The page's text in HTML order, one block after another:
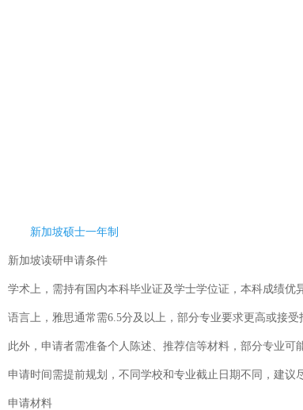
新加坡硕士一年制
新加坡读研申请条件
学术上，需持有国内本科毕业证及学士学位证，本科成绩优
语言上，雅思通常需6.5分及以上，部分专业要求更高或接受
此外，申请者需准备个人陈述、推荐信等材料，部分专业可
申请时间需提前规划，不同学校和专业截止日期不同，建议
申请材料